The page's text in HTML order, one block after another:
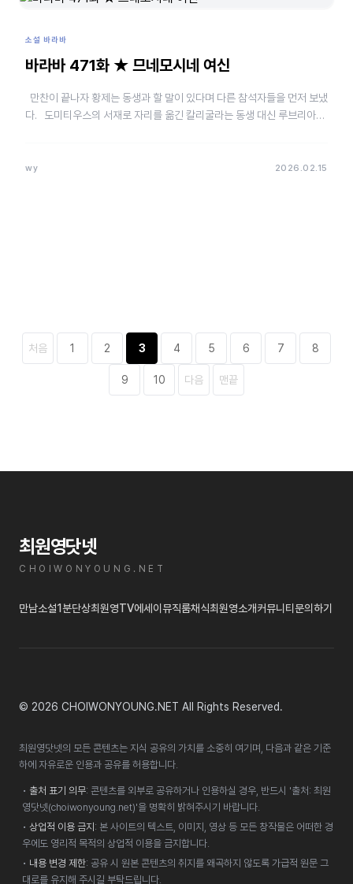
소설 바라바
바라바 471화 ★ 므네모시네 여신
만찬이 끝나자 황제는 동생과 할 말이 있다며 다른 참석자들을 먼저 보냈
다. 도미티우스의 서재로 자리를 옮긴 칼리굴라는 동생 대신 루브리아를
wy 2026.02.15
처음 1 2 3 4 5 6 7 8
9 10 다음 맨끝
최원영닷넷
CHOIWONYOUNG.NET
만남소설1분단상최원영TV에세이 뮤직룸채식최원영소개커뮤니티 문의하기
© 2026 CHOIWONYOUNG.NET All Rights Reserved.
최원영닷넷의 모든 콘텐츠는 지식 공유의 가치를 소중히 여기며, 다음과 같은 기준
하에 자유로운 인용과 공유를 허용합니다.
• 출처 표기 의무: 콘텐츠를 외부로 공유하거나 인용하실 경우, 반드시 '출처: 최원
영닷넷(choiwonyoung.net)'을 명확히 밝혀주시기 바랍니다.
• 상업적 이용 금지 : 본 사이트의 텍스트, 이미지, 영상 등 모든 창작물은 어떠한 경
우에도 영리적 목적의 상업적 이용을 금지합니다.
• 내용 변경 제한: 공유 시 원본 콘텐츠의 취지를 왜곡하지 않도록 가급적 원문 그
대로를 유지해 주시길 부탁드립니다.